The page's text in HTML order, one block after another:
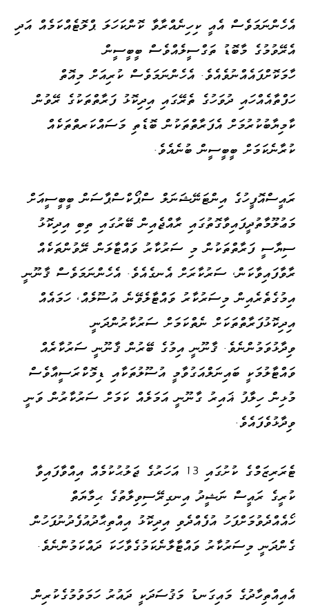
އެހެންނަމަވެސް އެއީ ކިހިނެއްރާވާ ކޮންކަހަލަ ޕްލޮޓެއްކަމެއް އަދި
އެރޭވުމުގެ މާބޮޑު ތަގްސީލެއްވެސް ބީބީސީން
ހާމަކޮށްފައެއްނުވެއެވެ. އެހެންނަމަވެސް ކުރިއަށް މިއޮތް
ހަފްތާއެއްހައި ދުވަހުގެ ތެރޭގައި އިދިކޮޅު ފަރާތްތަކުގެ ރޭވުން
ކާމިޔާބުކުރުމަށް އެފަރާތްތަކުން ބޮޑެތި މަސައްކަރތްތަކެއް
ކުރާނެކަމަށް ބީބީސީން ބުނެއެވެ.
ރައީސްއޮފީހުގެ އިންޓަނޭޝަނަލް ސްޕޯކްސްޕާސަން ބީބީސީއަށް
މަޢުލޫމާތުދީފައިވާގޮތުގައި ރާއްޖެއިން ބޭރުގައި ތިބި އިދިކޮޅު
ސިޔާސީ ފަރާތްތަކުން މި ސަރުކާރު ވައްޓާލަން ރޭވުންތަކެއް
ރާވާފައިވާކަން، ސަރުކާރަށް އެނގެއެވެ. އެހެންނަމަވެސް ޤާނޫނީ
އިމުގެތެރެއިން މިސަރުކާރު ވައްޓާލެވޭނެ އުސޫލެއް، ހަމައެއް
އިދިކޮޅުފަރާތްތަކަށް ނެތްކަމަށް ސަރުކާރުންދަނީ
ވިދާޅުވަމުންނެވެ. ޤާނޫނީ އިމުގެ ބޭރުން ޤާނޫނީ ސަރުކާރެއް
ވައްޓާލުމަކީ ބައިނަލްއަގުވާމީ އުސޫލުތަކާއި ޑިމޮކްރަސީއާވެސް
މުޅިން ހިލާފު ޣައިރު ގާނޫނީ އަމަލެއް ކަމަށް ސަރުކާރުން ވަނީ
ވިދާޅުވެފައެވެ.
ޓެރަރިޒަމްގެ ކުށުގައި 13 އަހަރުގެ ޖަލުޙުކުމެއް އިއްވާފައިވާ
ކުރީގެ ރައީސް ނަޝީދު އިނގިރޭސިވިލާތުގެ ޙިމާޔަތް
ހޯއެއްދެވުމަށްފަހު އުފެއްދެވި އިދިކޮޅު އިއްތިޙާދުއުފެދުނުފަހުން
ގެންދަނީ މިސަރުކާރު ވައްޓާލާނެކަމުގެވާހަކަ ދައްކަމުންނެވެ.
އެއިއްތިހާދުގެ މައިގަނޑު މަޤުސަދަކީ ދައުރު ހަމަވުމުގެކުރިން